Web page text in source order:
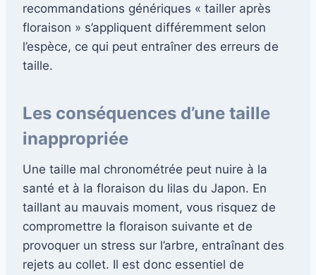
recommandations génériques « tailler après
floraison » s’appliquent différemment selon
l’espèce, ce qui peut entraîner des erreurs de
taille.
Les conséquences d’une taille
inappropriée
Une taille mal chronométrée peut nuire à la
santé et à la floraison du lilas du Japon. En
taillant au mauvais moment, vous risquez de
compromettre la floraison suivante et de
provoquer un stress sur l’arbre, entraînant des
rejets au collet. Il est donc essentiel de